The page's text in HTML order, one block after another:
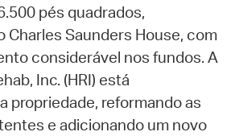
pés quadrados,
Charles Saunders House, com
considerável nos fundos. A
Inc. (HRI) está
propriedade, reformando as
e adicionando um novo